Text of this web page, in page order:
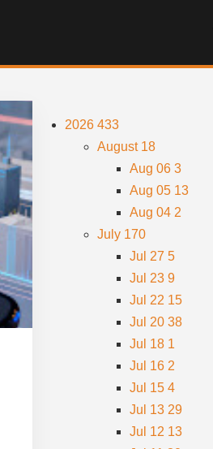
2026433
August 18
Aug 063
Aug 05 13
Aug 04 2
July 170
Jul 275
Jul 239
Jul 22 15
Jul 2038
Jul 18 1
Jul 16 2
Jul 154
Jul 13 29
Jul 12 13